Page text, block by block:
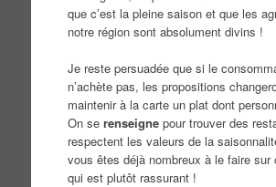
que c’est la pleine saison et que les
notre région sont absolument divins !
Je reste persuadée que si le
n’achète pas, les propositions
maintenir à la carte un plat dont
On serenseignepour trouver des
respectent les valeurs de la
vous êtes déjà nombreux à le faire sur
qui est plutôt rassurant !